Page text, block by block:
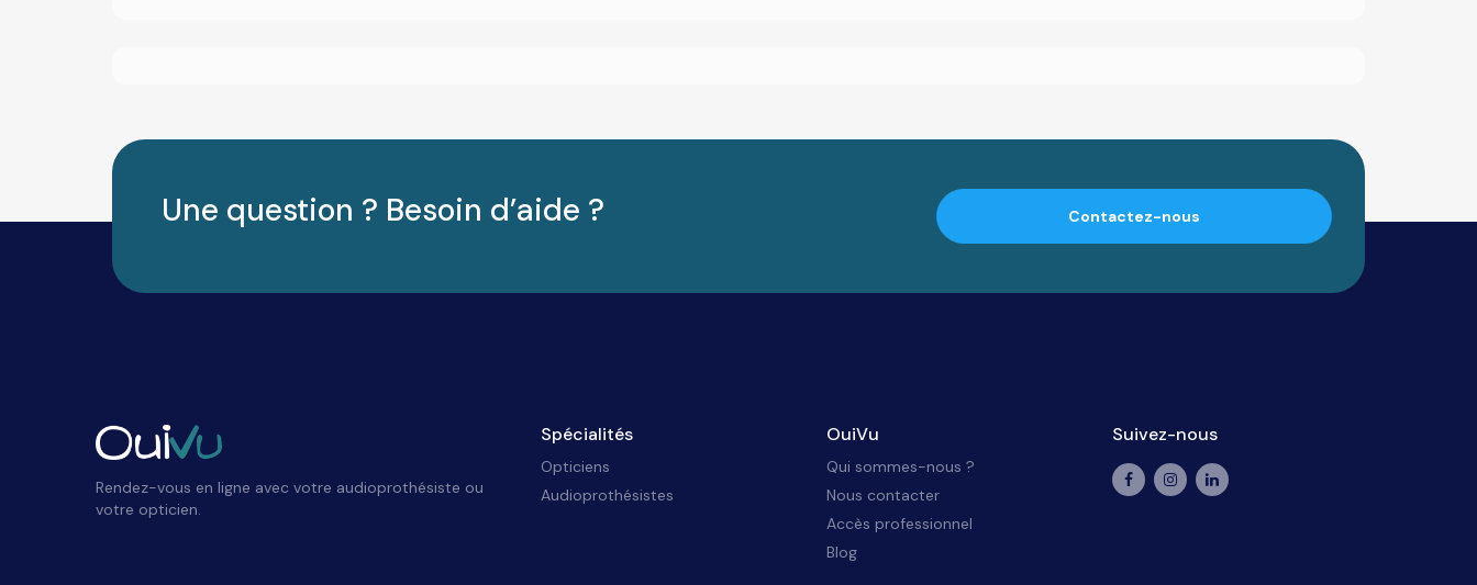
Une question ? Besoin d’aide ? Contactez-nous
Rendez-vous en ligne avec votre audioprothésiste ou
votre opticien.
Spécialités
Opticiens
Audioprothésistes
OuiVu
Qui sommes-nous ?
Nous contacter
Accès professionnel
Blog
Suivez-nous